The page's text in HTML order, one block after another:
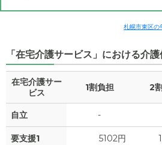
札幌市東区の
「在宅介護サービス」における介
在宅介護サー
ビス
1割負担 2
自立 -
要支援1 5102円